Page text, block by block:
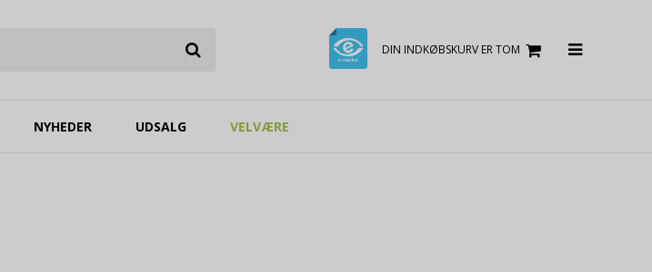
DIN INDKØBSKURV ER TOM
NYHEDER UDSALG VELVÆRE